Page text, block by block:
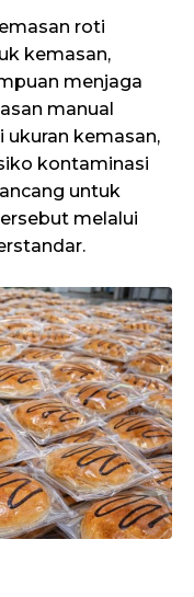
roti
kemasan,
menjaga
manual
ukuran kemasan,
kontaminasi
untuk
melalui